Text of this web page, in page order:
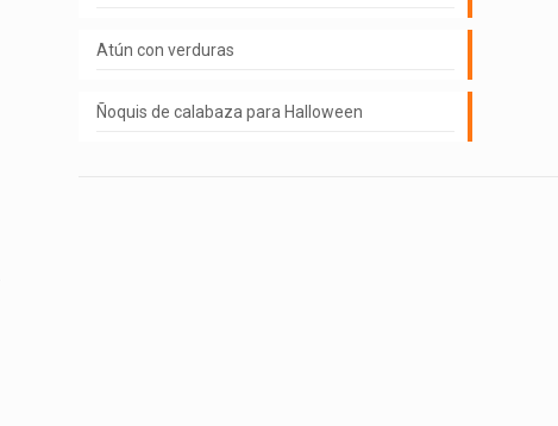
Atún con verduras
Ñoquis de calabaza para Halloween